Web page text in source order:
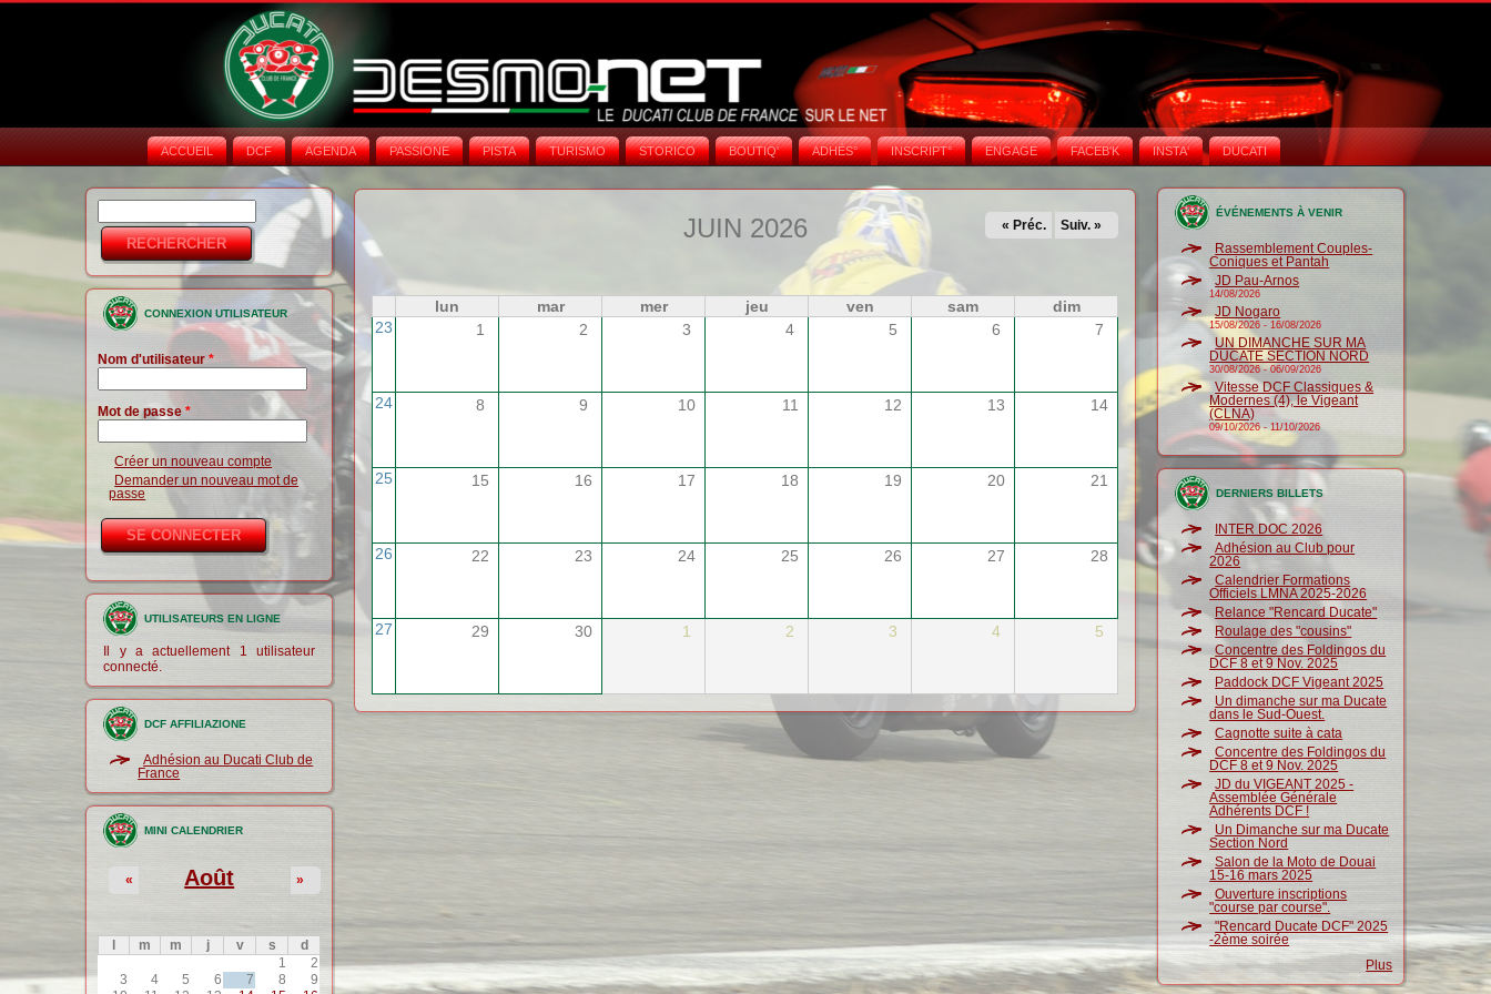
ACCUEIL DCF AGENDA PASSIONE PISTA TURISMO STORICO BOUTIQ' ADHÉS° INSCRIPT° ENGAGE FACEB'K INSTA‘ DUCATI
Formulaire de
recherche
CONNEXION UTILISATEUR
Nom d'utilisateur*
Mot de passe*
Créer un nouveau compte
Demander un nouveau mot de
passe
UTILISATEURS EN LIGNE
Il y a actuellement 1 utilisateur
connecté.
DCF AFFILIAZIONE
Adhésion au Ducati Club de
France
MINI CALENDRIER
Août
« »
m m j v s
d
1
2
3
4 5 6 7 8
9
JUIN 2026 « Préc. Suiv. »
lun mar mer jeu ven sam
dim
23
1 2 3 4 5 6 7
24 8 9 10 11 12 13 14
25 15 16 17 18 19 20 21
26 22 23 24 25 26 27 28
27 29 30 1 2 3 4 5
ÉVÉNEMENTS À VENIR
Rassemblement Couples-
Coniques et Pantah
JD Pau-Arnos
14/08/2026
JD Nogaro
15/08/2026 -16/08/2026
UN DIMANCHE SUR MA
DUCATE SECTION NORD
30/08/2026-06/09/2026
Vitesse DCF Classiques &
Modernes (4), le Vigeant
(CLNA)
09/10/2026-11/10/2026
DERNIERS BILLETS
INTER DOC 2026
Adhésion au Club pour
2026
Calendrier Formations
Officiels LMNA 2025-2026
Relance "Rencard Ducate"
Roulage des "cousins"
Concentre des Foldingos du
DCF 8 et 9 Nov. 2025
Paddock DCF Vigeant 2025
Un dimanche sur ma Ducate
dans le Sud-Ouest.
Cagnotte suite à cata
Concentre des Foldingos du
DCF 8 et 9 Nov. 2025
JD du VIGEANT 2025 -
Assemblée Générale
Adhérents DCF !
Un Dimanche sur ma Ducate
Section Nord
Salon de la Moto de Douai
15-16 mars 2025
Ouverture inscriptions
"course par course".
"Rencard Ducate DCF" 2025
-2ème soirée
Plus